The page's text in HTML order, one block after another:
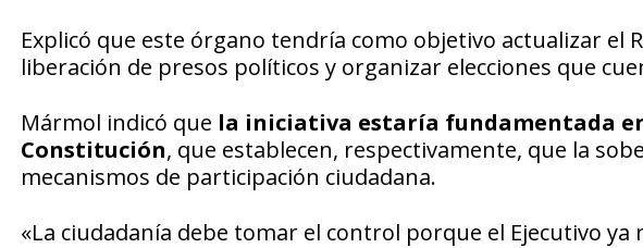
Explicó que este órgano tendría como objetivo actualizar el
liberación de presos políticos y organizar elecciones que
Mármol indicó que la iniciativa estaría fundamentada
Constitución, que establecen, respectivamente, que la
mecanismos de participación ciudadana.
«La ciudadanía debe tomar el control porque el Ejecutivo